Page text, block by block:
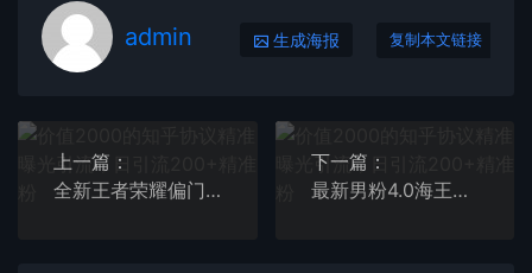
admin 生成海报 复制本文链接
上一篇：
全新王者荣耀偏门玩法，多种变现方式 一天1000+小白闭眼入（附1000G教材）
下一篇：
最新男粉4.0海王暴力掘金玩法，一天变现1500+（附1254G素材）